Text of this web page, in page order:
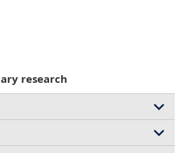
research
fins d'assistance